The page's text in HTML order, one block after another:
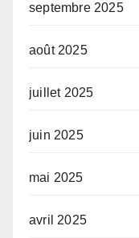
septembre 2025
août 2025
juillet 2025
juin 2025
mai 2025
avril 2025